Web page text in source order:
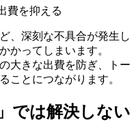
、深刻な不具合が発生し
かってしまいます。
大きな出費を防ぎ、
トー
ことにつながります。